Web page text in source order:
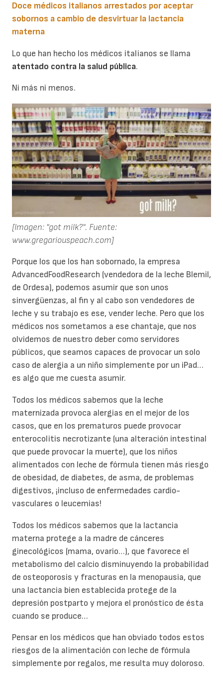
Doce médicos italianos arrestados por aceptar
sobornos a cambio de desvirtuar la lactancia
materna
Lo que han hecho los médicos italianos se llama
atentado contra la salud pública.
Ni más ni menos.
[Imagen: "got milk?". Fuente:
www.gregariouspeach.com]
Porque los que los han sobornado, la empresa
AdvancedFoodResearch (vendedora de la leche Blemil,
de Ordesa), podemos asumir que son unos
sinvergüenzas, al fin y al cabo son vendedores de
leche y su trabajo es ese, vender leche. Pero que los
médicos nos sometamos a ese chantaje, que nos
olvidemos de nuestro deber como servidores
públicos, que seamos capaces de provocar un solo
caso de alergia a un niño simplemente por un iPad…
es algo que me cuesta asumir.
Todos los médicos sabemos que la leche
maternizada provoca alergias en el mejor de los
casos, que en los prematuros puede provocar
enterocolitis necrotizante (una alteración intestinal
que puede provocar la muerte), que los niños
alimentados con leche de fórmula tienen más riesgo
de obesidad, de diabetes, de asma, de problemas
digestivos, ¡incluso de enfermedades cardio-
vasculares o leucemias!
Todos los médicos sabemos que la lactancia
materna protege a la madre de cánceres
ginecológicos (mama, ovario…), que favorece el
metabolismo del calcio disminuyendo la probabilidad
de osteoporosis y fracturas en la menopausia, que
una lactancia bien establecida protege de la
depresión postparto y mejora el pronóstico de ésta
cuando se produce…
Pensar en los médicos que han obviado todos estos
riesgos de la alimentación con leche de fórmula
simplemente por regalos, me resulta muy doloroso.